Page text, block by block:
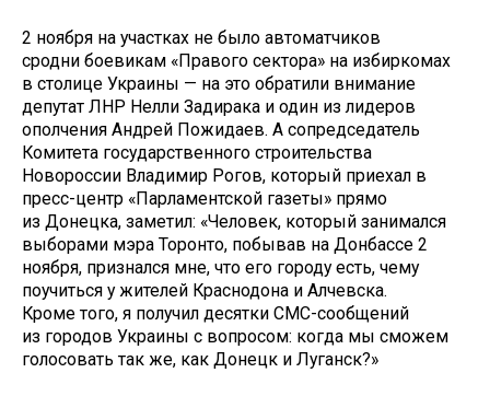
2 ноября на участках не было автоматчиков
сродни боевикам «Правого сектора» на избиркомах
в столице Украины — на это обратили внимание
депутат ЛНР Нелли Задирака и один из лидеров
ополчения Андрей Пожидаев. А сопредседатель
Комитета государственного строительства
Новороссии Владимир Рогов, который приехал в
пресс-центр «Парламентской газеты» прямо
из Донецка, заметил: «Человек, который занимался
выборами мэра Торонто, побывав на Донбассе 2
ноября, признался мне, что его городу есть, чему
поучиться у жителей Краснодона и Алчевска.
Кроме того, я получил десятки СМС-сообщений
из городов Украины с вопросом: когда мы сможем
голосовать так же, как Донецк и Луганск?»